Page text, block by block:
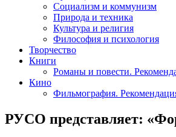
Социализм и коммунизм
Природа и техника
Культура и религия
Философия и психология
Творчество
Книги
Романы и повести.
Кино
Фильмография.
РУСО представляет: